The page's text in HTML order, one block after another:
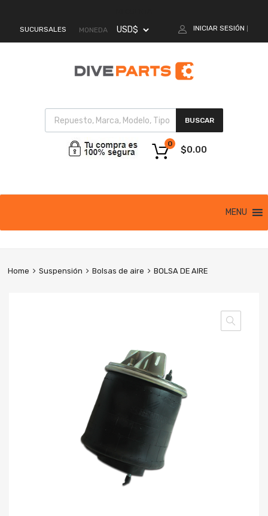
SUCURSALES MONEDA INICIAR SESIÓN
BUSCAR
$0.00
0
MENU
Home Suspensión Bolsas de aire BOLSA DE AIRE